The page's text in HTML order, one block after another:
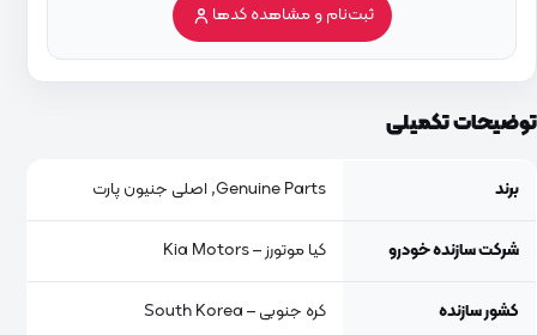
ثبت‌نام و مشاهده کدها
توضیحات تکمیلی
برند Genuine Parts, اصلی جنیون پارت
شرکت سازنده خودرو کیا موتورز – Kia Motors
کشور سازنده کره جنوبی – South Korea